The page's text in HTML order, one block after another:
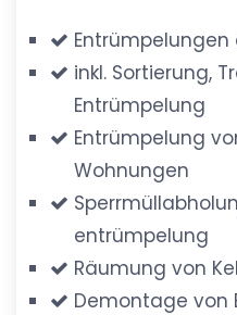
Entrümpelungen
inkl. Sortierung,
Entrümpelung
Entrümpelung
Wohnungen
entrümpelung
Räumung von
Demontage von